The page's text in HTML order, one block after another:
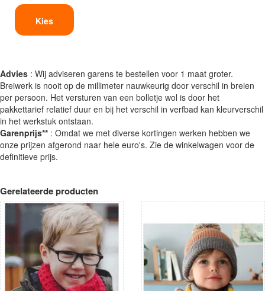
Kies
Advies : Wij adviseren garens te bestellen voor 1 maat groter.
Breiwerk is nooit op de millimeter nauwkeurig door verschil in breien
per persoon. Het versturen van een bolletje wol is door het
pakkettarief relatief duur en bij het verschil in verfbad kan kleurverschil
in het werkstuk ontstaan.
Garenprijs** : Omdat we met diverse kortingen werken hebben we
onze prijzen afgerond naar hele euro's. Zie de winkelwagen voor de
definitieve prijs.
Gerelateerde producten